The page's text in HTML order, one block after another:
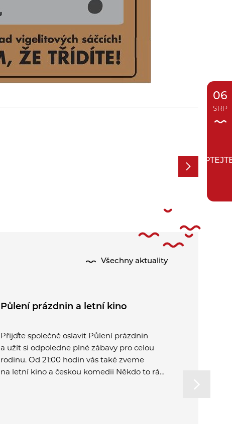
Všechny aktuality
Půlení prázdnin a letní kino
Přijďte společně oslavit Půlení prázdnin
a užít si odpoledne plné zábavy pro celou
rodinu. Od 21:00 hodin vás také zveme
na letní kino a českou komedii Někdo to rád
06
SRP